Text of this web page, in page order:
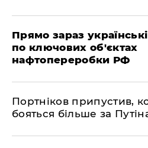
Прямо зараз
по ключових об'єктах
нафтопереробки РФ
Портніков припустив,
бояться більше за